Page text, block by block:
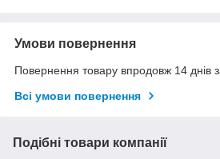
Умови повернення
Повернення товару впродовж 14 днів
Всі умови повернення
Подібні товари компанії